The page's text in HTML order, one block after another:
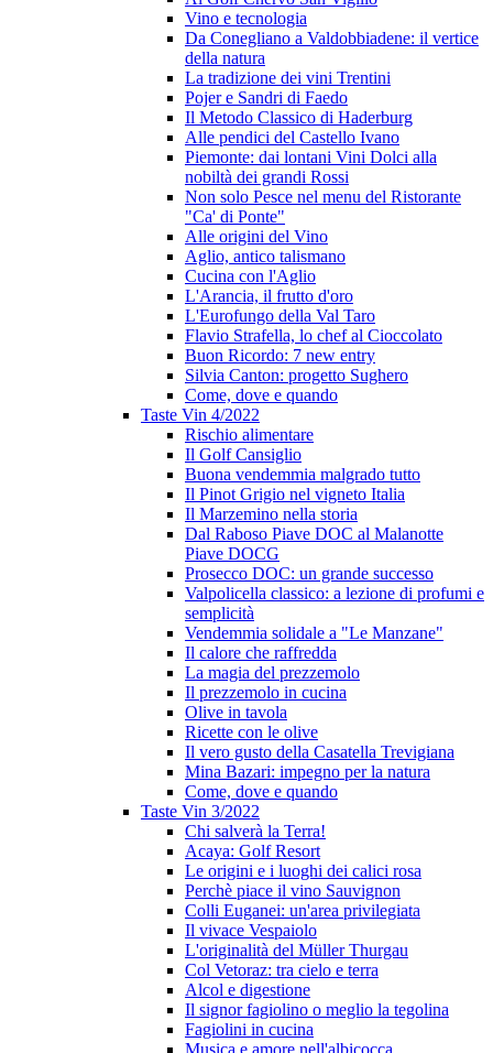
Vino e tecnologia
Da Conegliano a Valdobbiadene: il vertice
della natura
La tradizione dei vini Trentini
Pojer e Sandri di Faedo
Il Metodo Classico di Haderburg
Alle pendici del Castello Ivano
Piemonte: dai lontani Vini Dolci alla
nobiltà dei grandi Rossi
Non solo Pesce nel menu del Ristorante
"Ca' di Ponte"
Alle origini del Vino
Aglio, antico talismano
Cucina con l'Aglio
L'Arancia, il frutto d'oro
L'Eurofungo della Val Taro
Flavio Strafella, lo chef al Cioccolato
Buon Ricordo: 7 new entry
Silvia Canton: progetto Sughero
Come, dove e quando
Taste Vin 4/2022
Rischio alimentare
Il Golf Cansiglio
Buona vendemmia malgrado tutto
Il Pinot Grigio nel vigneto Italia
Il Marzemino nella storia
Dal Raboso Piave DOC al Malanotte
Piave DOCG
Prosecco DOC: un grande successo
Valpolicella classico: a lezione di profumi e
semplicità
Vendemmia solidale a "Le Manzane"
Il calore che raffredda
La magia del prezzemolo
Il prezzemolo in cucina
Olive in tavola
Ricette con le olive
Il vero gusto della Casatella Trevigiana
Mina Bazari: impegno per la natura
Come, dove e quando
Taste Vin 3/2022
Chi salverà la Terra!
Acaya: Golf Resort
Le origini e i luoghi dei calici rosa
Perchè piace il vino Sauvignon
Colli Euganei: un'area privilegiata
Il vivace Vespaiolo
L'originalità del Müller Thurgau
Col Vetoraz: tra cielo e terra
Alcol e digestione
Il signor fagiolino o meglio la tegolina
Fagiolini in cucina
Musica e amore nell'albicocca